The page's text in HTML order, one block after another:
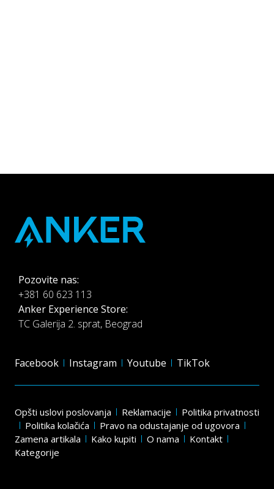
Pozovite nas:
+381 60 623 113
Anker Experience Store:
TC Galerija 2. sprat, Beograd
Facebook Instagram Youtube TikTok
Opšti uslovi poslovanja Reklamacije
Politika privatnosti
Politika kolačića
Pravo na odustajanje od ugovora
Zamena artikala
Kako kupiti O nama
Kontakt
Kategorije